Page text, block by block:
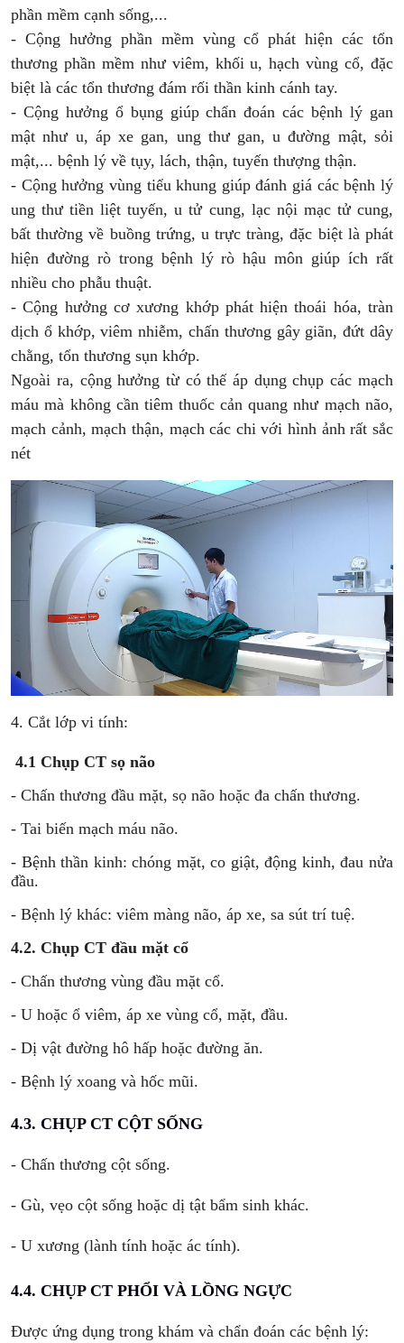
phần mềm cạnh sống,...
- Cộng hưởng phần mềmvùng cổ phát hiện các tổn
thương phần mềm như viêm, khối u, hạch vùng cổ, đặc
biệt là các tổn thương đám rối thần kinh cánh tay.
- Cộng hưởng ổ bụng giúp chẩn đoán các bệnh lý gan
mật như u, áp xe gan, ung thưgan, u đường mật, sỏi
mật,... bệnh lý về tụy, lách, thận, tuyến thượng thận.
- Cộng hưởng vùng tiểu khung giúp đánh giá các bệnh lý
ung thư tiền liệt tuyến, u tử cung, lạc nội mạc tử cung,
bất thường về buồng trứng, u trực tràng, đặc biệt là phát
hiện đường rò trong bệnh lý rò hậu môn giúp ích rất
nhiều cho phẫu thuật.
- Cộng hưởng cơ xương khớpphát hiện thoái hóa, tràn
dịch ổ khớp, viêm nhiễm, chấn thương gây giãn, đứt dây
chằng, tổn thương sụn khớp.
Ngoài ra, cộng hưởng từ có thế áp dụng chụp các mạch
máu mà không cần tiêm thuốc cản quang như mạch não,
mạch cảnh, mạch thận, mạch các chi với hình ảnh rất sắc
nét
4. Cắt lớp vi tính:
4.1 Chụp CT sọ não
- Chấn thương đầu mặt, sọ não hoặc đa chấn thương.
- Tai biến mạch máu não.
- Bệnh thần kinh: chóng mặt, co giật, động kinh, đau nửa
đầu.
- Bệnh lý khác: viêm màng não, áp xe, sa sút trí tuệ.
4.2. Chụp CT đầu mặt cổ
- Chấn thương vùng đầu mặt cổ.
- U hoặc ổ viêm, áp xe vùng cổ, mặt, đầu.
- Dị vật đường hô hấp hoặc đường ăn.
- Bệnh lý xoang và hốc mũi.
4.3. CHỤP CT CỘT SỐNG
- Chấn thương cột sống.
- Gù, vẹo cột sống hoặc dị tật bẩm sinh khác.
- U xương (lành tính hoặc ác tính).
4.4. CHỤP CT PHỔI VÀ LỒNG NGỰC
Được ứng dụng trong khám và chẩn đoán các bệnh lý: